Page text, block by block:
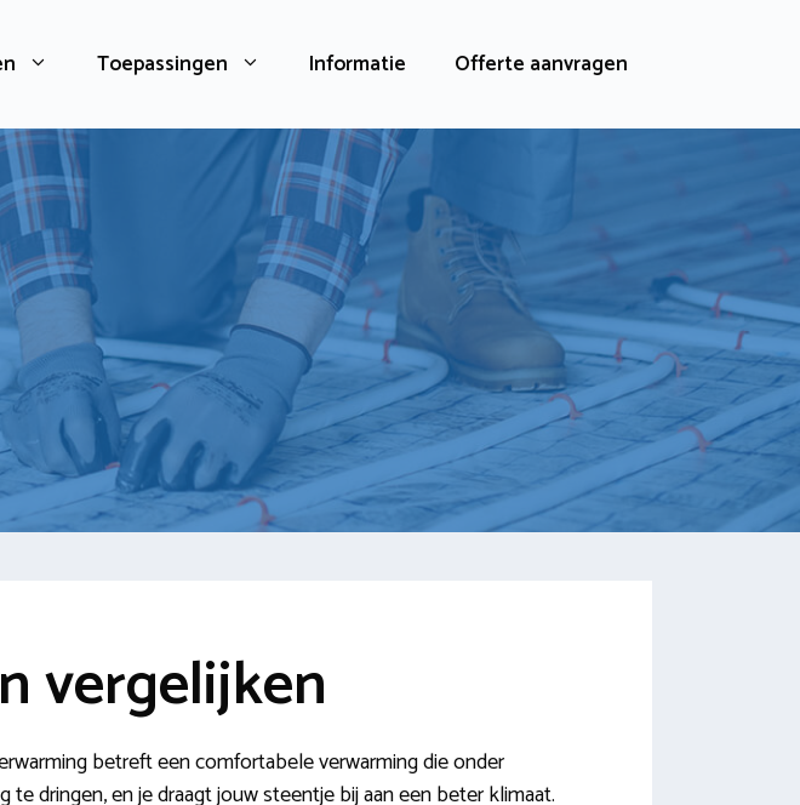
Toepassingen Informatie Offerte aanvragen
vergelijken
betreft een comfortabele verwarming die onder
dringen, en je draagt jouw steentje bij aan een beter klimaat.